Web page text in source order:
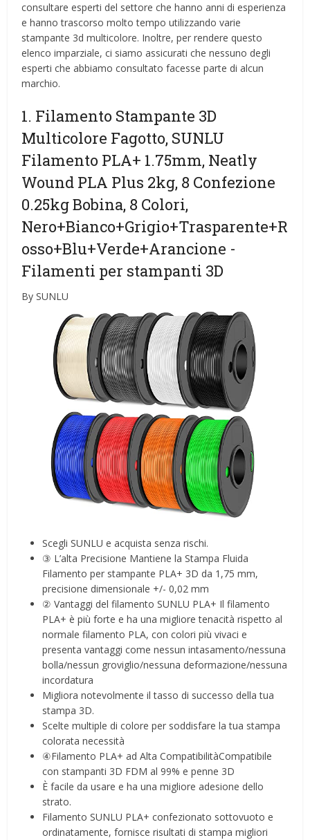
consultare esperti del settore che hanno anni di esperienza
e hanno trascorso molto tempo utilizzando varie
stampante 3d multicolore. Inoltre, per rendere questo
elenco imparziale, ci siamo assicurati che nessuno degli
esperti che abbiamo consultato facesse parte di alcun
marchio.
1. Filamento Stampante 3D
Multicolore Fagotto, SUNLU
Filamento PLA+ 1.75mm, Neatly
Wound PLA Plus 2kg, 8 Confezione
0.25kg Bobina, 8 Colori,
Nero+Bianco+Grigio+Trasparente+R
osso+Blu+Verde+Arancione -
Filamenti per stampanti 3D
By SUNLU
Scegli SUNLU e acquista senza rischi.
③ L’alta Precisione Mantiene la Stampa Fluida
Filamento per stampante PLA+ 3D da 1,75 mm,
precisione dimensionale +/- 0,02 mm
② Vantaggi del filamento SUNLU PLA+ Il filamento
PLA+ è più forte e ha una migliore tenacità rispetto al
normale filamento PLA, con colori più vivaci e
presenta vantaggi come nessun intasamento/nessuna
bolla/nessun groviglio/nessuna deformazione/nessuna
incordatura
Migliora notevolmente il tasso di successo della tua
stampa 3D.
Scelte multiple di colore per soddisfare la tua stampa
colorata necessità
④Filamento PLA+ ad Alta CompatibilitàCompatibile
con stampanti 3D FDM al 99% e penne 3D
È facile da usare e ha una migliore adesione dello
strato.
Filamento SUNLU PLA+ confezionato sottovuoto e
ordinatamente, fornisce risultati di stampa migliori